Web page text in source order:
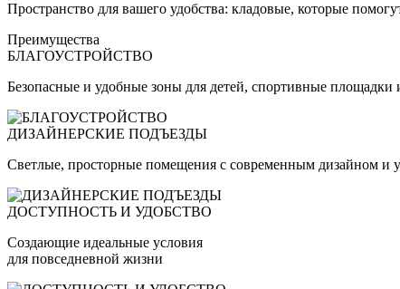
Пространство для вашего удобства: кладовые, которые
Преимущества
БЛАГОУСТРОЙСТВО
Безопасные и удобные зоны для детей, спортивные площадки
ДИЗАЙНЕРСКИЕ ПОДЪЕЗДЫ
Светлые, просторные помещения с современным дизайном и
ДОСТУПНОСТЬ И УДОБСТВО
Создающие идеальные условия
для повседневной жизни